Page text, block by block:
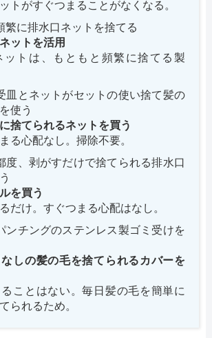
トがすぐつまることがなくなる。
繁に排水口ネットを捨てる
ットを活用
トは、もともと頻繁に捨てる製
皿とネットがセットの使い捨て髪の
使う
捨てられるネットを買う
る心配なし。掃除不要。
度、剥がすだけで捨てられる排水口
を買う
だけ。すぐつまる心配はなし。
ンチングのステンレス製ゴミ受けを
しの髪の毛を捨てられるカバーを
ことはない。毎日髪の毛を簡単に
られるため。